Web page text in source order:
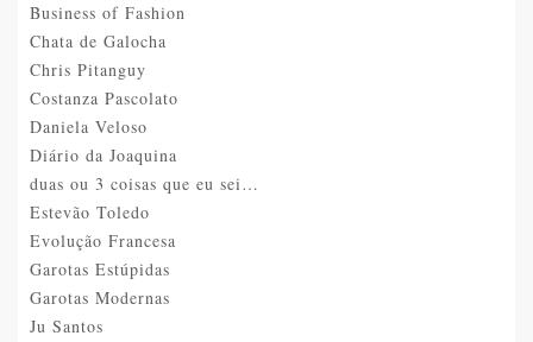
Business of Fashion
Chata de Galocha
Chris Pitanguy
Costanza Pascolato
Daniela Veloso
Diário da Joaquina
duas ou 3 coisas que eu sei…
Estevão Toledo
Evolução Francesa
Garotas Estúpidas
Garotas Modernas
Ju Santos